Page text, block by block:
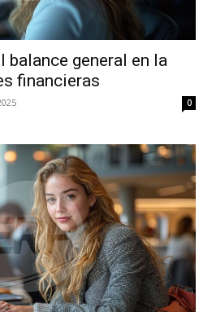
balance general en la
financieras
0